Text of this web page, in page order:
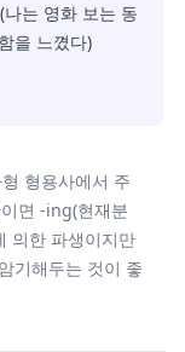
는 영화 보는 동
을 느꼈다)
형용사에서 주
면 -ing(현재분
의한 파생이지만
기해두는 것이 좋